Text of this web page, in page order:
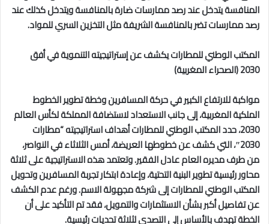
المنافسة يتدخل عند رصد ممارسات ضارة بالمنافسة ويتدخل كذلك عند
رصد ممارسات تضر بالمنافسة الشريفة مثل التخزين السري للمواد.
المكتب الوطني للمطارات يكشف عن إستراتيجيته التنموية في أفق
2030 (الصحراء المغربية)
مواكبة للارتفاع الكبير في حركة المسافرين وخطة تطوير الخطوط
الملكية المغربية، إلى جانب الاستعداد لاستضافة المملكة لكأس العالم
2030، حدد المكتب الوطني للمطارات أهداف استراتيجيته “مطارات
2030″، التي كشف عن خطوطها العريضة، أمس الثلاثاء في النواصر،
من طرف مديره العام عادل الفقير. وتعتمد هذه الاستراتيجية على ثلاثة
محاور رئيسية تطوير البنية التحتية، وإعادة ابتكار تجربة المسافرين وتحويل
المكتب الوطني للمطارات إلى شركة مجهولة الاسم. ورغم عدم الكشف
عن تفاصيل أكبر بشأن الاستثمارات والتمويل، فقد تم التأكيد على أن
الخطة تهدف بالأساس إلى التصدي لثلاثة تحديات رئيسية.